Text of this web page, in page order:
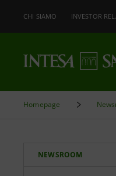
CHI SIAMO INVESTOR
Homepage
NEWSROOM